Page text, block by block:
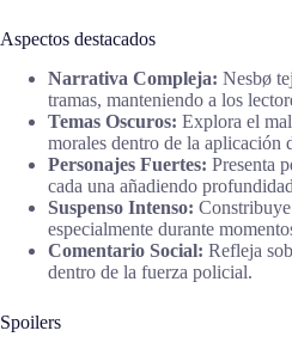
Aspectos destacados
Narrativa Compleja: Nesbø
tramas, manteniendo a los
Temas Oscuros: Explora el
morales dentro de la aplicación
Personajes Fuertes: Presenta
cada una añadiendo
Suspenso Intenso:
especialmente durante
Comentario Social: Refleja
dentro de la fuerza policial.
Spoilers